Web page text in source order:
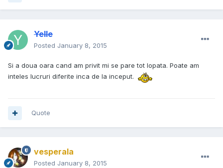
Yelle
Posted January 8, 2015
Si a doua oara cand am privit mi se pare tot lopata. Poate am
inteles lucruri diferite inca de la inceput.
Quote
vesperala
Posted January 8, 2015